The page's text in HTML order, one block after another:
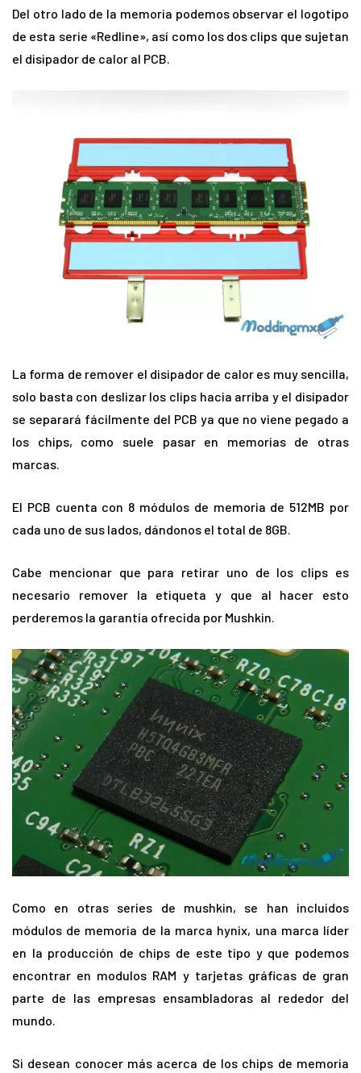
Del otro lado de la memoria podemos observar el logotipo
de esta serie «Redline», así como los dos clips que sujetan
el disipador de calor al PCB.
La forma de remover el disipador de calor es muy sencilla,
solo basta con deslizar los clips hacia arriba y el disipador
se separará fácilmente del PCB ya que no viene pegado a
los chips, como suele pasar en memorias de otras
marcas.
El PCB cuenta con 8 módulos de memoria de 512MB por
cada uno de sus lados, dándonos el total de 8GB.
Cabe mencionar que para retirar uno de los clips es
necesario remover la etiqueta y que al hacer esto
perderemos la garantía ofrecida por Mushkin.
Como en otras series de mushkin, se han incluidos
módulos de memoria de la marca hynix, una marca líder
en la producción de chips de este tipo y que podemos
encontrar en modulos RAM y tarjetas gráficas de gran
parte de las empresas ensambladoras al rededor del
mundo.
Si desean conocer más acerca de los chips de memoria